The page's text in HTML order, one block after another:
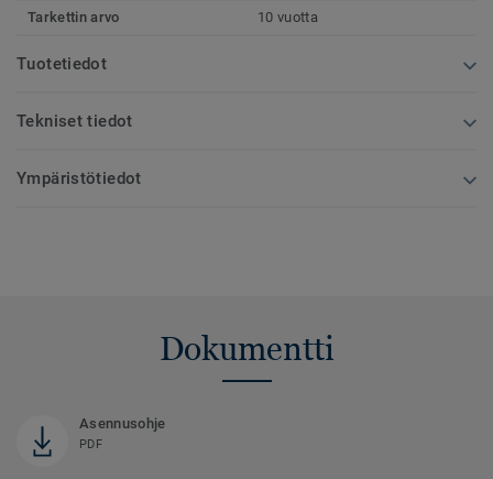
Tarkettin arvo 10 vuotta
Tuotetiedot
Tekniset tiedot
Ympäristötiedot
Dokumentti
Asennusohje
PDF